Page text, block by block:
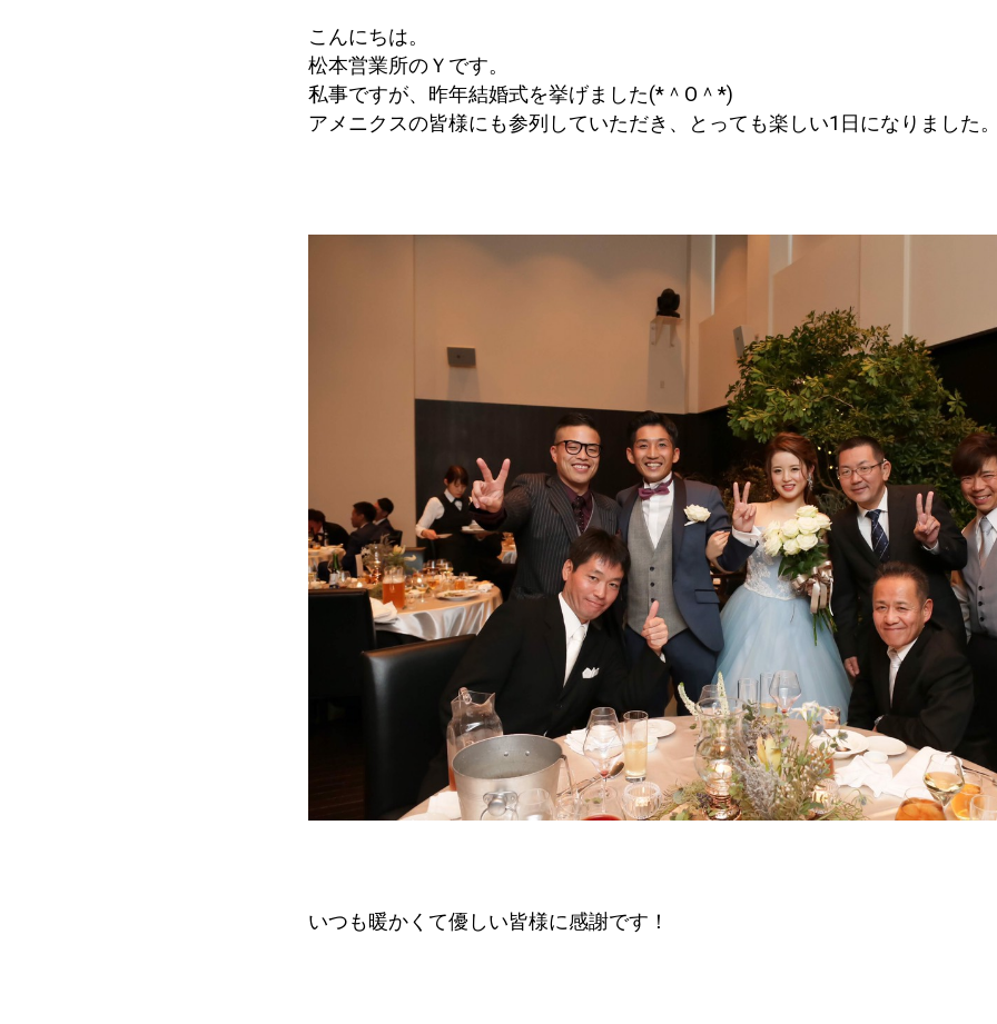
こんにちは。
松本営業所のＹです。
私事ですが、昨年結婚式を挙げました(*＾O＾*)
アメニクスの皆様にも参列していただき、とっても楽しい1日になりました
いつも暖かくて優しい皆様に感謝です！